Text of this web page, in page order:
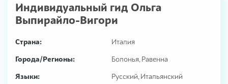
Индивидуальный гид Ольга
Выпирайло-Вигори
Страна:
Италия
Города/Регионы:
Болонья, Равенна
Языки:
Русский, Итальянский